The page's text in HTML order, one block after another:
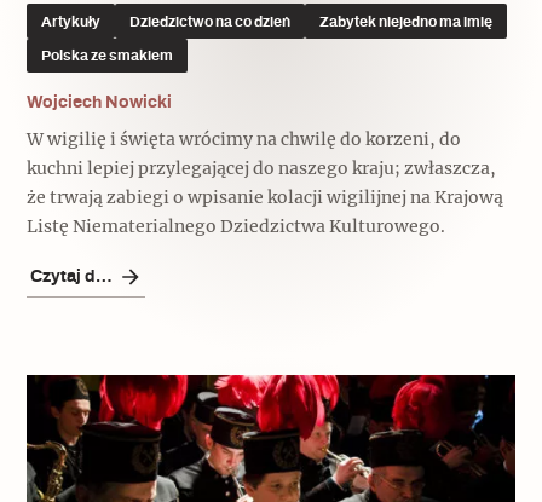
Artykuły Dziedzictwo na co dzień Zabytek niejedno ma imię
Polska ze smakiem
Wojciech Nowicki
W wigilię i święta wrócimy na chwilę do korzeni, do
kuchni lepiej przylegającej do naszego kraju; zwłaszcza,
że trwają zabiegi o wpisanie kolacji wigilijnej na Krajową
Listę Niematerialnego Dziedzictwa Kulturowego.
Czytaj dalej